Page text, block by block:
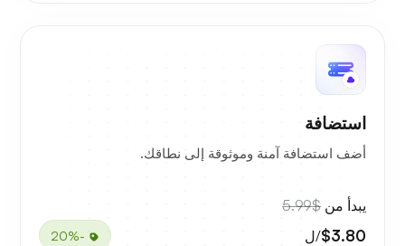
استضافة
أضف استضافة آمنة وموثوقة إلى نطاقك.
يبدأ من $5.99
$3.80/ل -20%